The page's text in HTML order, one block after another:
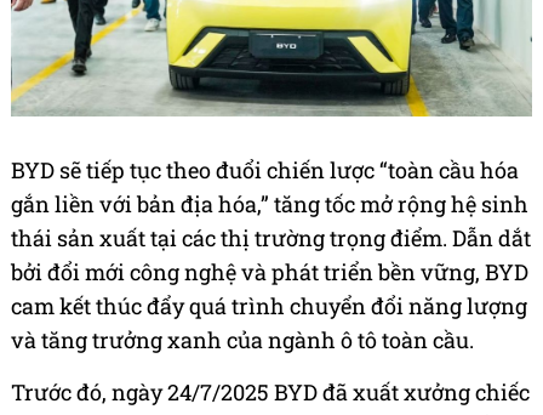
hiện tầm ảnh hưởng ngày càng sâu rộng của
thương hiệu trên bản đồ công nghiệp toàn cầu.